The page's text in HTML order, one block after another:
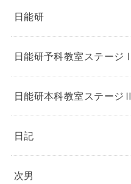
日能研
日能研予科教室ステージⅠ
日能研本科教室ステージⅡ
日記
次男